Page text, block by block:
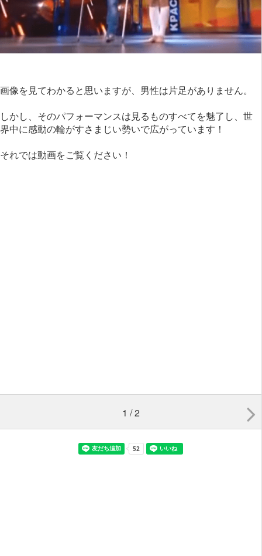
画像を見てわかると思いますが、男性は片足がありません。
しかし、そのパフォーマンスは見るものすべてを魅了し、世
界中に感動の輪がすさまじい勢いで広がっています！
それでは動画をご覧ください！
1 / 2